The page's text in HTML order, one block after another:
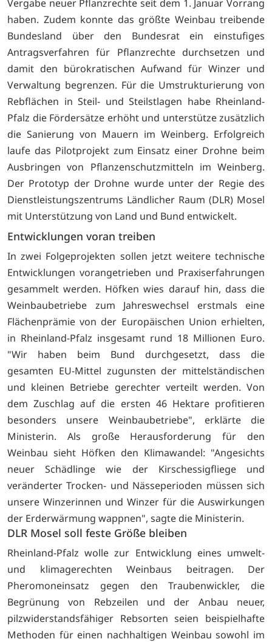
Vergabe neuer Pflanzrechte seit dem 1. Januar Vorrang
haben. Zudem konnte das größte Weinbau treibende
Bundesland über den Bundesrat ein einstufiges
Antragsverfahren für Pflanzrechte durchsetzen und
damit den bürokratischen Aufwand für Winzer und
Verwaltung begrenzen. Für die Umstrukturierung von
Rebflächen in Steil- und Steilstlagen habe Rheinland-
Pfalz die Fördersätze erhöht und unterstütze zusätzlich
die Sanierung von Mauern im Weinberg. Erfolgreich
laufe das Pilotprojekt zum Einsatz einer Drohne beim
Ausbringen von Pflanzenschutzmitteln im Weinberg.
Der Prototyp der Drohne wurde unter der Regie des
Dienstleistungszentrums Ländlicher Raum (DLR) Mosel
mit Unterstützung von Land und Bund entwickelt.
Entwicklungen voran treiben
In zwei Folgeprojekten sollen jetzt weitere technische
Entwicklungen vorangetrieben und Praxiserfahrungen
gesammelt werden. Höfken wies darauf hin, dass die
Weinbaubetriebe zum Jahreswechsel erstmals eine
Flächenprämie von der Europäischen Union erhielten,
in Rheinland-Pfalz insgesamt rund 18 Millionen Euro.
"Wir haben beim Bund durchgesetzt, dass die
gesamten EU-Mittel zugunsten der mittelständischen
und kleinen Betriebe gerechter verteilt werden. Von
dem Zuschlag auf die ersten 46 Hektare profitieren
besonders unsere Weinbaubetriebe", erklärte die
Ministerin. Als große Herausforderung für den
Weinbau sieht Höfken den Klimawandel: "Angesichts
neuer Schädlinge wie der Kirschessigfliege und
veränderter Trocken- und Nässeperioden müssen sich
unsere Winzerinnen und Winzer für die Auswirkungen
der Erderwärmung wappnen", sagte die Ministerin.
DLR Mosel soll feste Größe bleiben
Rheinland-Pfalz wolle zur Entwicklung eines umwelt-
und klimagerechten Weinbaus beitragen. Der
Pheromoneinsatz gegen den Traubenwickler, die
Begrünung von Rebzeilen und der Anbau neuer,
pilzwiderstandsfähiger Rebsorten seien beispielhafte
Methoden für einen nachhaltigen Weinbau sowohl im